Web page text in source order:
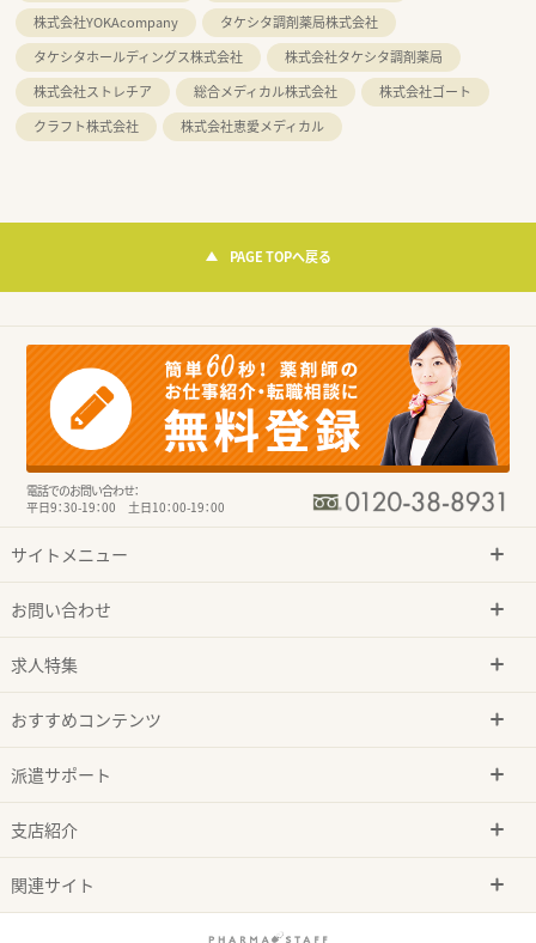
株式会社YOKAcompany
タケシタ調剤薬局株式会社
タケシタホールディングス株式会社
株式会社タケシタ調剤薬局
株式会社ストレチア
総合メディカル株式会社
株式会社ゴート
クラフト株式会社
株式会社恵愛メディカル
PAGE TOPへ戻る
電話でのお問い合わせ：
平日9：30-19：00 土日10：00-19：00
サイトメニュー
お問い合わせ
求人特集
おすすめコンテンツ
派遣サポート
支店紹介
関連サイト